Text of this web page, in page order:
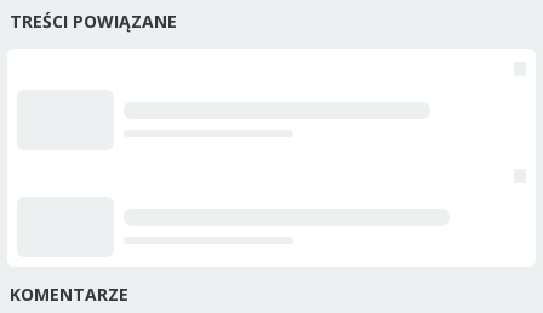
TREŚCI POWIĄZANE
KOMENTARZE